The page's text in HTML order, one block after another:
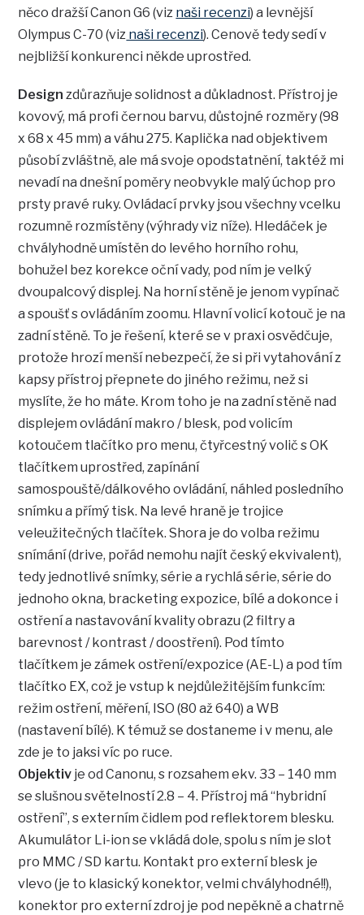
něco dražší Canon G6 (viz naši recenzi) a levnější
Olympus C-70 (viz naši recenzi). Cenově tedy sedí v
nejbližší konkurenci někde uprostřed.
Design zdůrazňuje solidnost a důkladnost. Přístroj je
kovový, má profi černou barvu, důstojné rozměry (98
x 68 x 45 mm) a váhu 275. Kaplička nad objektivem
působí zvláštně, ale má svoje opodstatnění, taktéž mi
nevadí na dnešní poměry neobvykle malý úchop pro
prsty pravé ruky. Ovládací prvky jsou všechny vcelku
rozumně rozmístěny (výhrady viz níže). Hledáček je
chvályhodně umístěn do levého horního rohu,
bohužel bez korekce oční vady, pod ním je velký
dvoupalcový displej. Na horní stěně je jenom vypínač
a spoušť s ovládáním zoomu. Hlavní volicí kotouč je na
zadní stěně. To je řešení, které se v praxi osvědčuje,
protože hrozí menší nebezpečí, že si při vytahování z
kapsy přístroj přepnete do jiného režimu, než si
myslíte, že ho máte. Krom toho je na zadní stěně nad
displejem ovládání makro / blesk, pod volicím
kotoučem tlačítko pro menu, čtyřcestný volič s OK
tlačítkem uprostřed, zapínání
samospouště/dálkového ovládání, náhled posledního
snímku a přímý tisk. Na levé hraně je trojice
veleužitečných tlačítek. Shora je do volba režimu
snímání (drive, pořád nemohu najít český ekvivalent),
tedy jednotlivé snímky, série a rychlá série, série do
jednoho okna, bracketing expozice, bílé a dokonce i
ostření a nastavování kvality obrazu (2 filtry a
barevnost / kontrast / doostření). Pod tímto
tlačítkem je zámek ostření/expozice (AE-L) a pod tím
tlačítko EX, což je vstup k nejdůležitějším funkcím:
režim ostření, měření, ISO (80 až 640) a WB
(nastavení bílé). K témuž se dostaneme i v menu, ale
zde je to jaksi víc po ruce.
Objektiv je od Canonu, s rozsahem ekv. 33 – 140 mm
se slušnou světelností 2.8 – 4. Přístroj má “hybridní
ostření”, s externím čidlem pod reflektorem blesku.
Akumulátor Li-ion se vkládá dole, spolu s ním je slot
pro MMC / SD kartu. Kontakt pro externí blesk je
vlevo (je to klasický konektor, velmi chvályhodné!!),
konektor pro externí zdroj je pod nepěkně a chatrně